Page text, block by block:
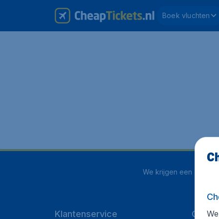
Boek vluchten
We krijgen een
Klantenservice